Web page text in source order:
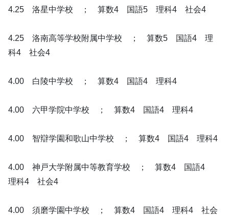
4.25 洛星中学校 ； 算数4 国語5 理科4 社会4
4.25 洛南高等学校附属中学校 ； 算数5 国語4 理
科4 社会4
4.00 白陵中学校 ； 算数4 国語4 理科4
4.00 六甲学院中学校 ； 算数4 国語4 理科4
4.00 智辯学園和歌山中学校 ； 算数4 国語4 理科4
4.00 神戸大学附属中等教育学校 ； 算数4 国語4
理科4 社会4
4.00 須磨学園中学校 ； 算数4 国語4 理科4 社会